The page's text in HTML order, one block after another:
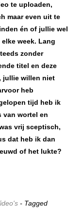
te uploaden,
maar even uit te
én of jullie wel
week. Lang
zonder
titel en deze
jullie willen niet
heb
tijd heb ik
van wortel en
vrij sceptisch,
dat heb ik dan
of het lukte?
- Tagged